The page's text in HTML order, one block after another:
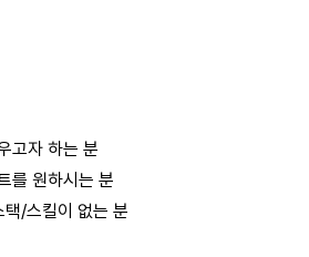
고자 하는 분
를 원하시는 분
/스킬이 없는 분